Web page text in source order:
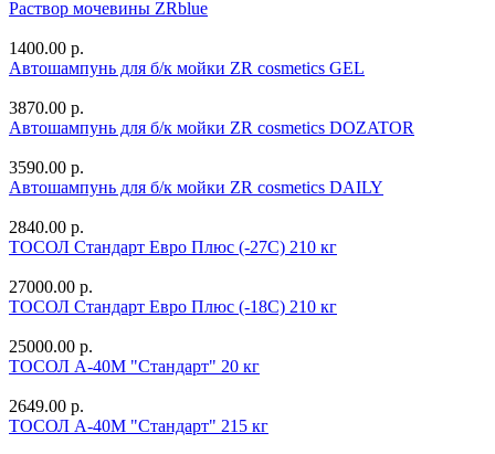
Раствор мочевины ZRblue
1400.00 р.
Автошампунь для б/к мойки ZR cosmetics GEL
3870.00 р.
Автошампунь для б/к мойки ZR cosmetics DOZATOR
3590.00 р.
Автошампунь для б/к мойки ZR cosmetics DAILY
2840.00 р.
ТОСОЛ Стандарт Евро Плюс (-27С) 210 кг
27000.00 р.
ТОСОЛ Стандарт Евро Плюс (-18С) 210 кг
25000.00 р.
ТОСОЛ А-40М "Стандарт" 20 кг
2649.00 р.
ТОСОЛ А-40М "Стандарт" 215 кг